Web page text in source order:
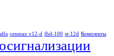
cenmax v12-d fhd-100 st-12d Комплекты